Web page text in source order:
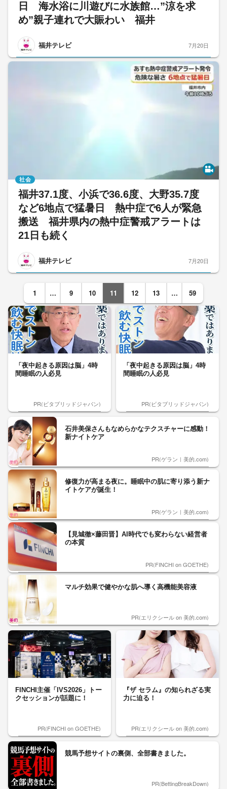
日 海水浴に川遊びに水族館…”涼を求
め”親子連れで大賑わい 福井
福井テレビ 7月20日
福井37.1度、小浜で36.6度、大野35.7度
など6地点で猛暑日 熱中症で6人が緊急
搬送 福井県内の熱中症警戒アラートは
21日も続く
福井テレビ
社会
7月20日
1 … 9 10 11 12 13 … 59
「夜中起きる原因は脳」4時
間睡眠の人必見
PR(ビタブリッドジャパン)
「夜中起きる原因は脳」4時
間睡眠の人必見
PR(ビタブリッドジャパン)
石井美保さんもなめらかなテクスチャーに感動！
新ナイトケア
PR(ゲラン｜美的.com)
修復力が高まる夜に。睡眠中の肌に寄り添う新ナ
イトケアが誕生！
PR(ゲラン｜美的.com)
【見城徹×藤田晋】AI時代でも変わらない経営者
の本質
PR(FINCHI on GOETHE)
マルチ効果で健やかな肌へ導く高機能美容液
PR(エリクシール on 美的.com)
FINCHI主催「IVS2026」トー
クセッションが話題に！
PR(FINCHI on GOETHE)
『ザ セラム』の知られざる実
力に迫る！
PR(エリクシール on 美的.com)
競馬予想サイトの裏側、全部書きました。
PR(BettingBreakDown)